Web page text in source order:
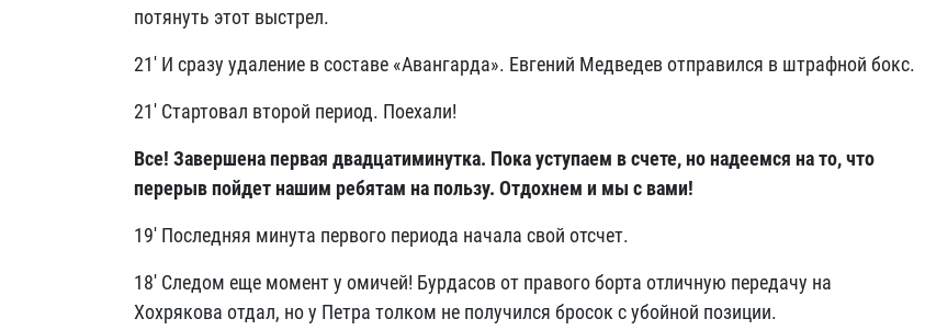
потянуть этот выстрел.
21' И сразу удаление в составе «Авангарда». Евгений Медведев отправился в штрафной бокс.
21' Стартовал второй период. Поехали!
Все! Завершена первая двадцатиминутка. Пока уступаем в счете, но надеемся на то, что
перерыв пойдет нашим ребятам на пользу. Отдохнем и мы с вами!
19' Последняя минута первого периода начала свой отсчет.
18' Следом еще момент у омичей! Бурдасов от правого борта отличную передачу на
Хохрякова отдал, но у Петра толком не получился бросок с убойной позиции.